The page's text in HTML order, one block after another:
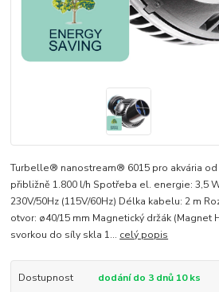
Turbelle® nanostream® 6015 pro akvária od
přibližně 1.800 l/h Spotřeba el. energie: 3,5
230V/50Hz (115V/60Hz) Délka kabelu: 2 m
otvor: ø40/15 mm Magnetický držák (Magnet
svorkou do síly skla 1... celý popis
Dostupnost
dodání do 3 dnů 10 ks